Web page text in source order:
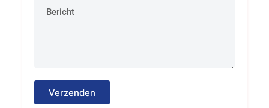
Verzenden